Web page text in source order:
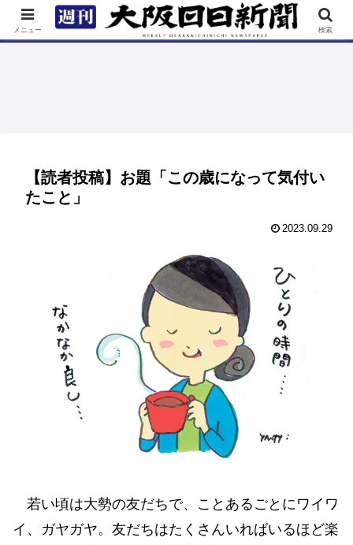
TOP 特集 ニュース 連載 街ネタ イベント
【読者投稿】お題「この歳になって気付い
たこと」
2023.09.29
若い頃は大勢の友だちで、ことあるごとにワイワ
イ、ガヤガヤ。友だちはたくさんいればいるほど楽
メニュー 検索